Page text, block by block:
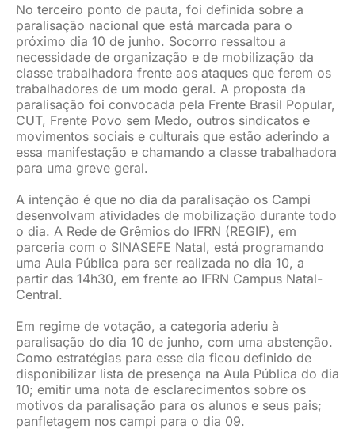
No terceiro ponto de pauta, foi definida sobre a
paralisação nacional que está marcada para o
próximo dia 10 de junho. Socorro ressaltou a
necessidade de organização e de mobilização da
classe trabalhadora frente aos ataques que ferem os
trabalhadores de um modo geral. A proposta da
paralisação foi convocada pela Frente Brasil Popular,
CUT, Frente Povo sem Medo, outros sindicatos e
movimentos sociais e culturais que estão aderindo a
essa manifestação e chamando a classe trabalhadora
para uma greve geral.
A intenção é que no dia da paralisação os Campi
desenvolvam atividades de mobilização durante todo
o dia. A Rede de Grêmios do IFRN (REGIF), em
parceria com o SINASEFE Natal, está programando
uma Aula Pública para ser realizada no dia 10, a
partir das 14h30, em frente ao IFRN Campus Natal-
Central.
Em regime de votação, a categoria aderiu à
paralisação do dia 10 de junho, com uma abstenção.
Como estratégias para esse dia ficou definido de
disponibilizar lista de presença na Aula Pública do dia
10; emitir uma nota de esclarecimentos sobre os
motivos da paralisação para os alunos e seus pais;
panfletagem nos campi para o dia 09.